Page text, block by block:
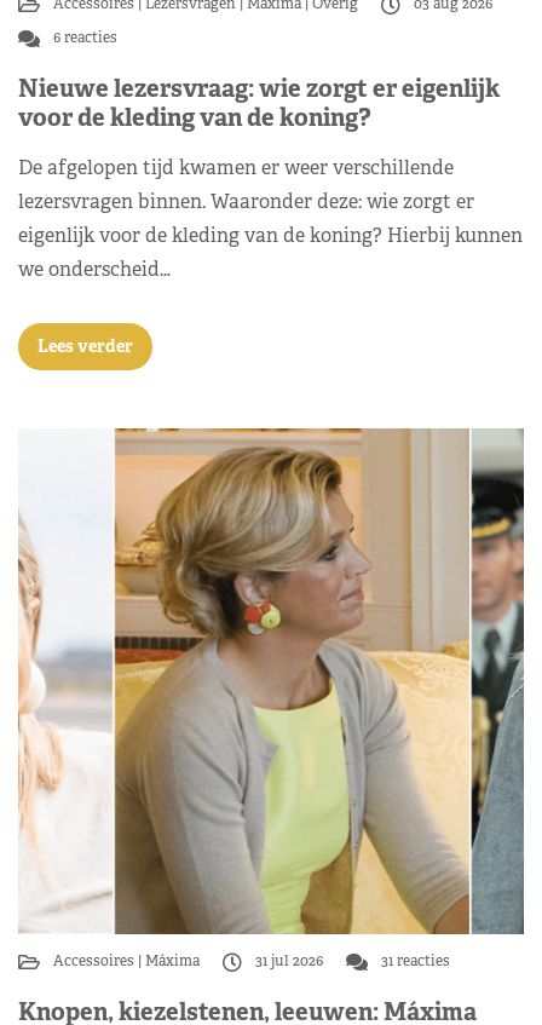
Accessoires Lezersvragen Máxima Overig
03 aug 2026
6 reacties
Nieuwe lezersvraag: wie zorgt er eigenlijk
voor de kleding van de koning?
De afgelopen tijd kwamen er weer verschillende
lezersvragen binnen. Waaronder deze: wie zorgt er
eigenlijk voor de kleding van de koning? Hierbij kunnen
we onderscheid…
Lees verder
Accessoires Máxima 31 jul 2026 31 reacties
Knopen, kiezelstenen, leeuwen: Máxima